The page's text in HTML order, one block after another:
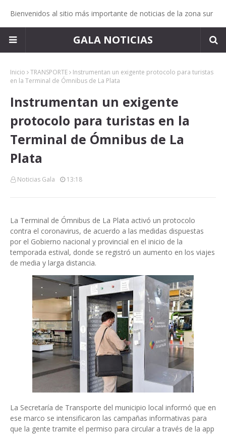
Bienvenidos al sitio más importante de noticias de la zona sur
GALA NOTICIAS
Inicio TRANSPORTE
Instrumentan un exigente protocolo para turistas
en la Terminal de Ómnibus de La Plata
Instrumentan un exigente
protocolo para turistas en la
Terminal de Ómnibus de La
Plata
Noticias Gala 13:18
La Terminal de Ómnibus de La Plata activó un protocolo
contra el coronavirus, de acuerdo a las medidas dispuestas
por el Gobierno nacional y provincial en el inicio de la
temporada estival, donde se registró un aumento en los viajes
de media y larga distancia.
La Secretaría de Transporte del municipio local informó que en
ese marco se intensificaron las campañas informativas para
que la gente tramite el permiso para circular a través de la app